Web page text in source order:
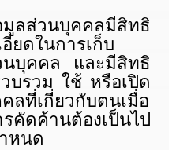
ลส่วนบุคคลมีสิทธิ
ยดในการเก็บ
นบุคคล และมีสิทธิ
บรวม ใช้ หรือเปิด
ลที่เกี่ยวกับตนเมื่อ
ดค้านต้องเป็นไป
กำหนด